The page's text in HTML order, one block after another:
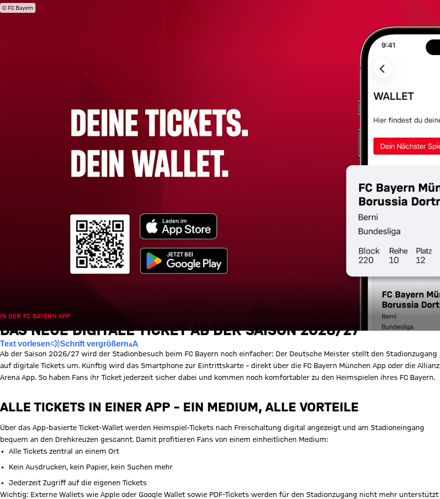
© FC Bayern
IN DER FC BAYERN APP Fr., 12.06.2026, 12:30 UTC
DAS NEUE DIGITALE TICKET AB DER SAISON 2026/27
Text vorlesen Schrift vergrößern
Ab der Saison 2026/27 wird der Stadionbesuch beim FC Bayern noch einfacher: Der Deutsche Meister stellt den Stadionzugang
auf digitale Tickets um. Künftig wird das Smartphone zur Eintrittskarte – direkt über die FC Bayern München App oder die Allianz
Arena App. So haben Fans ihr Ticket jederzeit sicher dabei und kommen noch komfortabler zu den Heimspielen ihres FC Bayern.
ALLE TICKETS IN EINER APP – EIN MEDIUM, ALLE VORTEILE
Über das App-basierte Ticket-Wallet werden Heimspiel-Tickets nach Freischaltung digital angezeigt und am Stadioneingang
bequem an den Drehkreuzen gescannt. Damit profitieren Fans von einem einheitlichen Medium:
Alle Tickets zentral an einem Ort
Kein Ausdrucken, kein Papier, kein Suchen mehr
Jederzeit Zugriff auf die eigenen Tickets
Wichtig: Externe Wallets wie Apple oder Gooqle Wallet sowie PDF-Tickets werden für den Stadionzugang nicht mehr unterstützt